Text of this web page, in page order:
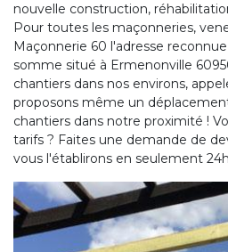
nouvelle construction,
Pour toutes les maçonneries,
Maçonnerie 60 l'adresse
somme situé à Ermenonville
chantiers dans nos environs,
proposons même un
chantiers dans notre proximité !
tarifs ? Faites une demande de
vous l'établirons en seulement